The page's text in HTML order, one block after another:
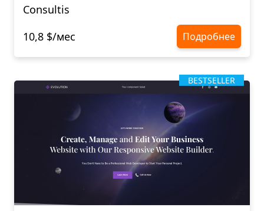
Consultis
10,8 $/мес
Подробнее
BESTSELLER